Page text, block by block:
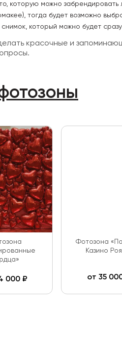
которую можно
тогда будет возможно
который можно будет
красочные и
000 ₽
Фотозона
Казино
от 35